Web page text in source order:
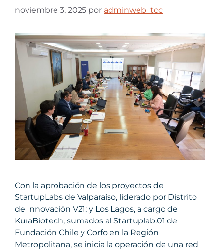
noviembre 3, 2025 por adminweb_tcc
Con la aprobación de los proyectos de
StartupLabs de Valparaíso, liderado por Distrito
de Innovación V21; y Los Lagos, a cargo de
KuraBiotech, sumados al Startuplab.01 de
Fundación Chile y Corfo en la Región
Metropolitana, se inicia la operación de una red